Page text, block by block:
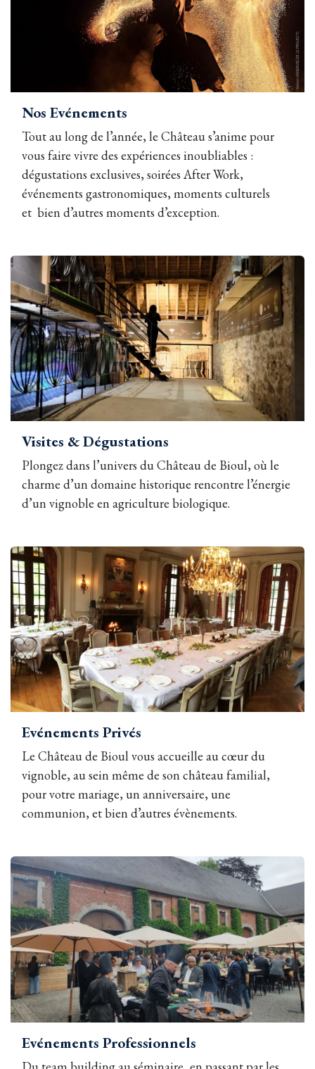
Nos Evénements
Tout au long de l’année, le Château s’anime pour
vous faire vivre des expériences inoubliables :
dégustations exclusives, soirées After Work,
événements gastronomiques, moments culturels
et bien d’autres moments d’exception.
Visites & Dégustations
Plongez dans l’univers du Château de Bioul, où le
charme d’un domaine historique rencontre l’énergie
d’un vignoble en agriculture biologique.
Evénements Privés
Le Château de Bioul vous accueille au cœur du
vignoble, au sein même de son château familial,
pour votre mariage, un anniversaire, une
communion, et bien d’autres évènements.
Evénements Professionnels